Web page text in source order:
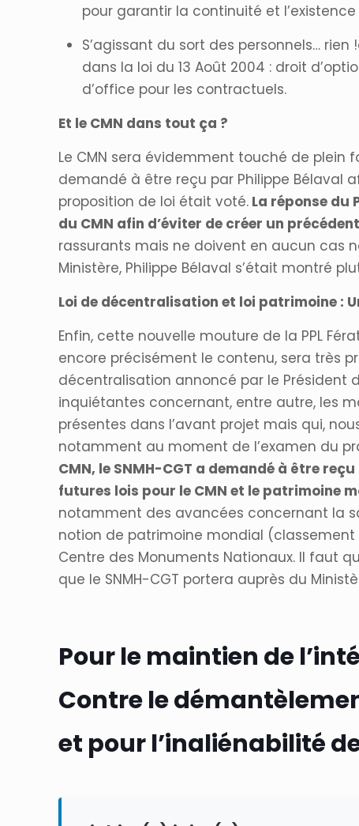
pour garantir la continuité et
S’agissant du sort des personnels…
dans la loi du 13 Août 2004 : droit
d’office pour les contractuels.
Et le CMN dans tout ça ?
Le CMN sera évidemment touché de plein
demandé à être reçu par Philippe Bélaval
proposition de loi était voté. La réponse du
du CMN afin d’éviter de créer un
rassurants mais ne doivent en aucun cas
Ministère, Philippe Bélaval s’était montré
Loi de décentralisation et loi patrimoine :
Enfin, cette nouvelle mouture de la PPL
encore précisément le contenu, sera très
décentralisation annoncé par le Président
inquiétantes concernant, entre autre, les
présentes dans l’avant projet mais qui,
notamment au moment de l’examen du
CMN, le SNMH-CGT a demandé à être
futures lois pour le CMN et le patrimoine
notamment des avancées concernant la
notion de patrimoine mondial (classement
Centre des Monuments Nationaux. Il faut
que le SNMH-CGT portera auprès du
Pour le maintien de
Contre le
et pour l’inaliénabilité